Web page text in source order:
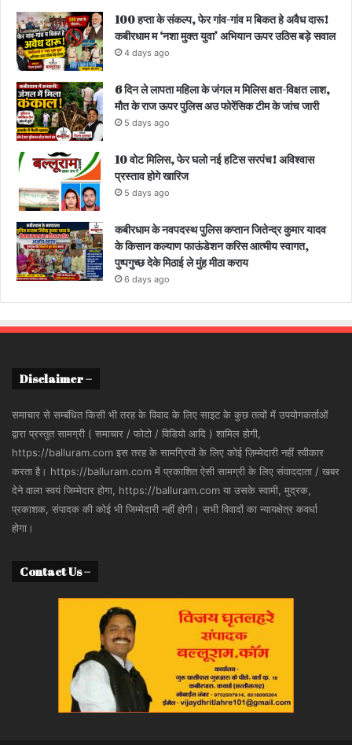
100 हप्ता के संकल्प, फेर गांव-गांव म बिकत हे अवैध दारू!
कबीरधाम म ‘नशा मुक्त युवा’ अभियान ऊपर उठिस बड़े सवाल
4 days ago
6 दिन ले लापता महिला के जंगल म मिलिस क्षत-विक्षत लाश,
मौत के राज ऊपर पुलिस अउ फोरेंसिक टीम के जांच जारी
5 days ago
10 वोट मिलिस, फेर घलो नई हटिस सरपंच! अविश्वास
प्रस्ताव होगे खारिज
5 days ago
कबीरधाम के नवपदस्थ पुलिस कप्तान जितेन्द्र कुमार यादव
के किसान कल्याण फाऊंडेशन करिस आत्मीय स्वागत,
पुष्पगुच्छ देके मिठाई ले मुंह मीठा कराय
6 days ago
Disclaimer –
समाचार से सम्बंधित किसी भी तरह के विवाद के लिए साइट के कुछ तत्वों में उपयोगकर्ताओं
द्वारा प्रस्तुत सामग्री ( समाचार / फोटो / विडियो आदि ) शामिल होगी,
https://balluram.com इस तरह के सामग्रियों के लिए कोई ज़िम्मेदारी नहीं स्वीकार
करता है। https://balluram.com में प्रकाशित ऐसी सामग्री के लिए संवाददाता / खबर
देने वाला स्वयं जिम्मेदार होगा, https://balluram.com या उसके स्वामी, मुद्रक,
प्रकाशक, संपादक की कोई भी जिम्मेदारी नहीं होगी। सभी विवादों का न्यायक्षेत्र कवर्धा
होगा।
Contact Us –